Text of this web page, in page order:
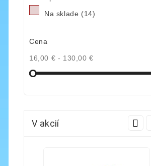
Na sklade (14)
Cena
16,00 € - 130,00 €
V akcií